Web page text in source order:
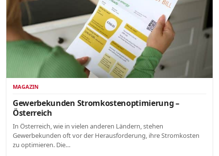
MAGAZIN
Gewerbekunden Stromkostenoptimierung –
Österreich
In Österreich, wie in vielen anderen Ländern, stehen
Gewerbekunden oft vor der Herausforderung, ihre Stromkosten
zu optimieren. Die…